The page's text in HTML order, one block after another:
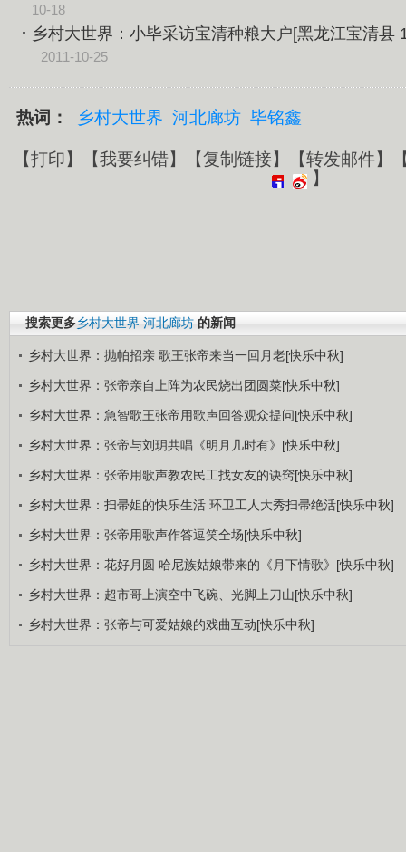
10-18
乡村大世界：小毕采访宝清种粮大户[黑龙江宝清县
2011-10-25
热词： 乡村大世界 河北廊坊 毕铭鑫
【打印】【我要纠错】【复制链接】【转发邮件】
】
搜索更多乡村大世界 河北廊坊 的新闻
乡村大世界：抛帕招亲 歌王张帝来当一回月老[快乐中秋]
乡村大世界：张帝亲自上阵为农民烧出团圆菜[快乐中秋]
乡村大世界：急智歌王张帝用歌声回答观众提问[快乐中秋]
乡村大世界：张帝与刘玥共唱《明月几时有》[快乐中秋]
乡村大世界：张帝用歌声教农民工找女友的诀窍[快乐中秋]
乡村大世界：扫帚姐的快乐生活 环卫工人大秀扫帚绝活[快乐中秋]
乡村大世界：张帝用歌声作答逗笑全场[快乐中秋]
乡村大世界：花好月圆 哈尼族姑娘带来的《月下情歌》[快乐中秋]
乡村大世界：超市哥上演空中飞碗、光脚上刀山[快乐中秋]
乡村大世界：张帝与可爱姑娘的戏曲互动[快乐中秋]